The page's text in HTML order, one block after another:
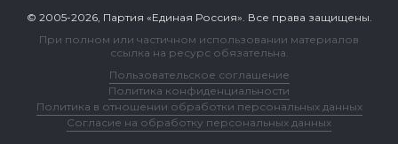
© 2005-2026, Партия «Единая Россия». Все права защищены.
При полном или частичном использовании материалов
ссылка на ресурс обязательна.
Пользовательское соглашение
Политика конфиденциальности
Политика в отношении обработки персональных данных
Согласие на обработку персональных данных